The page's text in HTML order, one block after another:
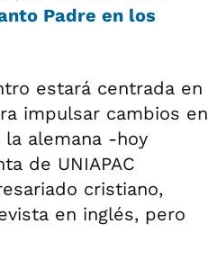
Padre en los
estará centrada en
impulsar cambios en
alemana -hoy
de UNIAPAC
cristiano,
en inglés, pero